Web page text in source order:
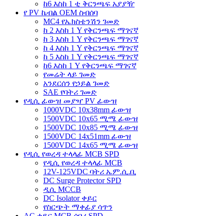
ከ6 እስከ 1 ቲ ቅርንጫፍ አያያዥ
የ PV ኬብል OEM ስብሰባ
MC4 የኤክስቴንሽን ገመድ
ከ 2 እስከ 1 Y የቅርንጫፍ ማገናኛ
ከ 3 እስከ 1 Y የቅርንጫፍ ማገናኛ
ከ 4 እስከ 1 Y የቅርንጫፍ ማገናኛ
ከ 5 እስከ 1 Y የቅርንጫፍ ማገናኛ
ከ6 እስከ 1 Y የቅርንጫፍ ማገናኛ
የመሬት ላይ ገመድ
አንደርሰን የኃይል ገመድ
SAE የባትሪ ገመድ
የዲሲ ፊውዝ መያዣ PV ፊውዝ
1000VDC 10x38mm ፊውዝ
1500VDC 10x65 ሚሜ ፊውዝ
1500VDC 10x85 ሚሜ ፊውዝ
1500VDC 14x51mm ፊውዝ
1500VDC 14x65 ሚሜ ፊውዝ
የዲሲ የወረዳ ተላላፊ MCB SPD
የዲሲ የወረዳ ተላላፊ MCB
12V-125VDC ባትሪ ኤም.ሲ.ቢ
DC Surge Protector SPD
ዲሲ MCCB
DC Isolator ቀይር
የስርጭት ማቀፊያ ሳጥን